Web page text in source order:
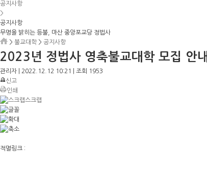
공지사항
>
공지사항
무명을 밝히는 등불, 마산 중앙포교당 정법사
> 불교대학 > 공지사항
2023년 정법사 영축불교대학 모집 안내
관리자 2022.12.12 10:21 조회 1953
신고
인쇄
스크랩
적멸링크 :